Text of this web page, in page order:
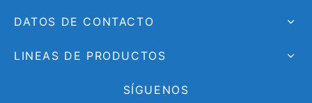
DATOS DE CONTACTO
LINEAS DE PRODUCTOS
SÍGUENOS